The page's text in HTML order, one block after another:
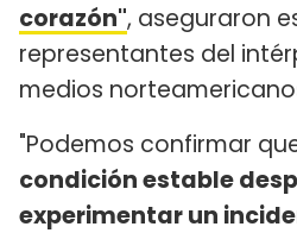
corazón", aseguraron
representantes del
medios
"Podemos confirmar
condición estable
experimentar un